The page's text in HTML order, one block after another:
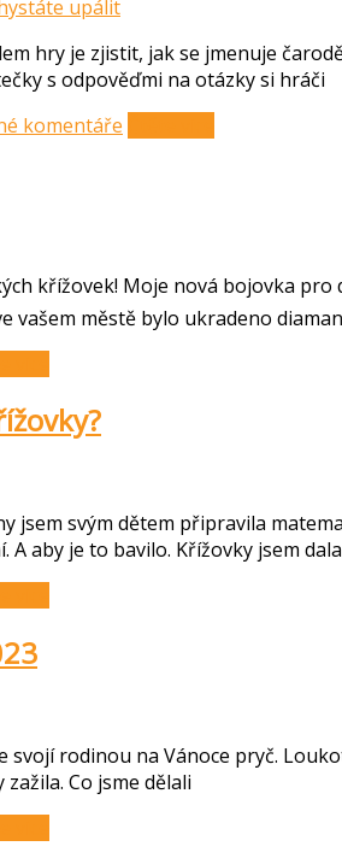
hry je zjistit, jak se jmenuje
s odpověďmi na otázky si hráči
komentáře
křížovek! Moje nová bojovka pro
vašem městě bylo ukradeno
jsem svým dětem připravila
aby je to bavilo. Křížovky jsem dala
svojí rodinou na Vánoce pryč.
Co jsme dělali